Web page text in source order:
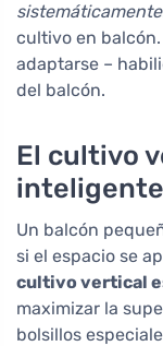
cultivo en
adaptarse –
del balcón.
El cultivo
Un balcón
si el espacio se
cultivo vertical
maximizar la
bolsillos